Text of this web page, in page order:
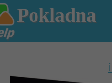
Pokladna